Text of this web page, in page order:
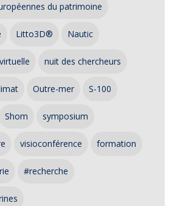
du patrimoine
Litto3D® Nautic
nuit des chercheurs
Outre-mer S-100
Shom symposium
visioconférence formation
#recherche